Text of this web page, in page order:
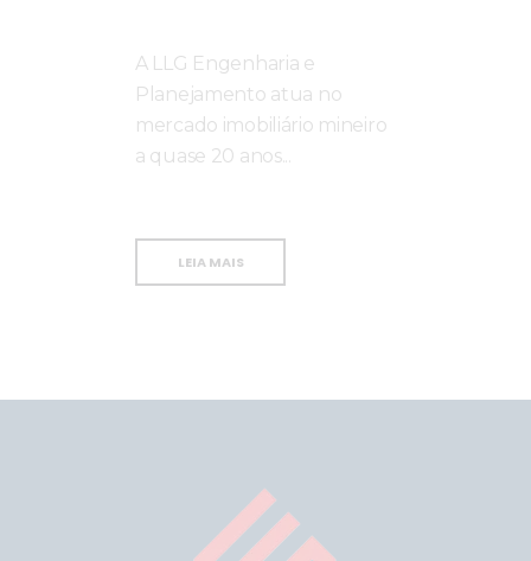
A LLG Engenharia e
Planejamento atua no
mercado imobiliário mineiro
a quase 20 anos...
LEIA MAIS